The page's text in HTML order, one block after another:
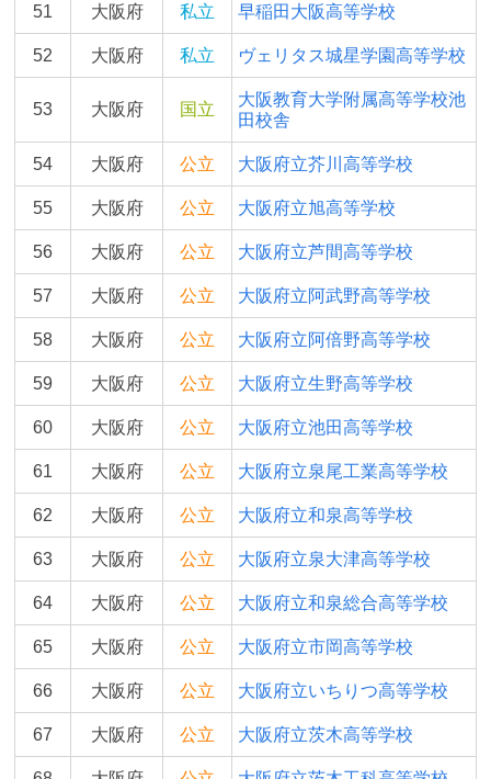
51 大阪府 私立 早稲田大阪高等学校
52 大阪府 私立 ヴェリタス城星学園高等学校
53 大阪府 国立
大阪教育大学附属高等学校池
田校舎
54 大阪府 公立 大阪府立芥川高等学校
55 大阪府 公立 大阪府立旭高等学校
56 大阪府 公立 大阪府立芦間高等学校
57 大阪府 公立 大阪府立阿武野高等学校
58 大阪府 公立 大阪府立阿倍野高等学校
59 大阪府 公立 大阪府立生野高等学校
60 大阪府 公立 大阪府立池田高等学校
61 大阪府 公立 大阪府立泉尾工業高等学校
62 大阪府 公立 大阪府立和泉高等学校
63 大阪府 公立 大阪府立泉大津高等学校
64 大阪府 公立 大阪府立和泉総合高等学校
65 大阪府 公立 大阪府立市岡高等学校
66 大阪府 公立 大阪府立いちりつ高等学校
67 大阪府 公立 大阪府立茨木高等学校